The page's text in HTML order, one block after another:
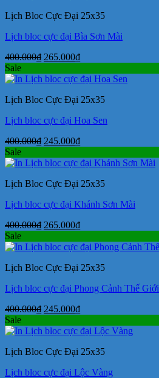
245.000₫.
Lịch Bloc Cực Đại 25x35
Lịch bloc cực đại Bìa Sơn Mài
400.000₫ Giá
là:
265.000₫Giá
tại
265.000₫.
Sale
Lịch Bloc Cực Đại 25x35
Lịch bloc cực đại Hoa Sen
400.000₫ Giá
là:
245.000₫Giá
tại
245.000₫.
Sale
Lịch Bloc Cực Đại 25x35
Lịch bloc cực đại Khánh Sơn Mài
400.000₫ Giá
là:
265.000₫Giá
tại
265.000₫.
Sale
Lịch Bloc Cực Đại 25x35
Lịch bloc cực đại Phong Cảnh Thế Giới
400.000₫ Giá
là:
245.000₫Giá
tại
245.000₫.
Sale
Lịch Bloc Cực Đại 25x35
Lịch bloc cực đại Lộc Vàng